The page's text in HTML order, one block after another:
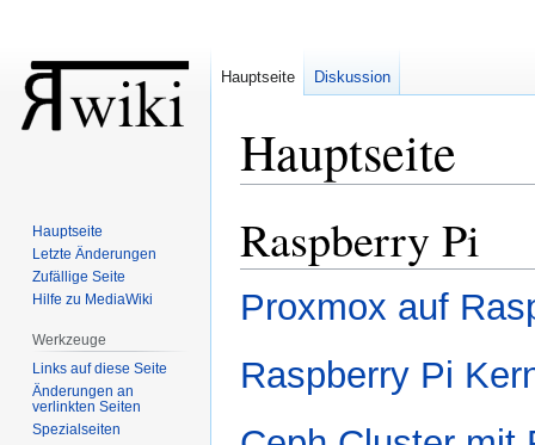
Hauptseite
Navigation
springen
Suche
springen
Raspberry Pi
Proxmox auf
Raspberry Pi
Hauptseite Diskussion
Hauptseite
Letzte Änderungen
Zufällige Seite
Hilfe zu MediaWiki
Werkzeuge
Links auf diese Seite
Änderungen an
verlinkten Seiten
Spezialseiten